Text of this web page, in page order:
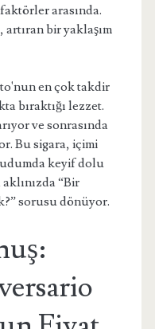
arasında.
bir yaklaşım
en çok takdir
bıraktığı lezzet.
ve sonrasında
Bu sigara, içimi
keyif dolu
“Bir
sorusu dönüyor.